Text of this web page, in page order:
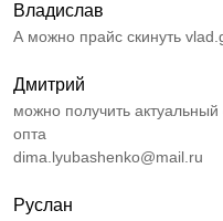
Владислав
А можно прайс скинуть
Дмитрий
можно получить
опта
dima.lyubashenko@mail.ru
Руслaн